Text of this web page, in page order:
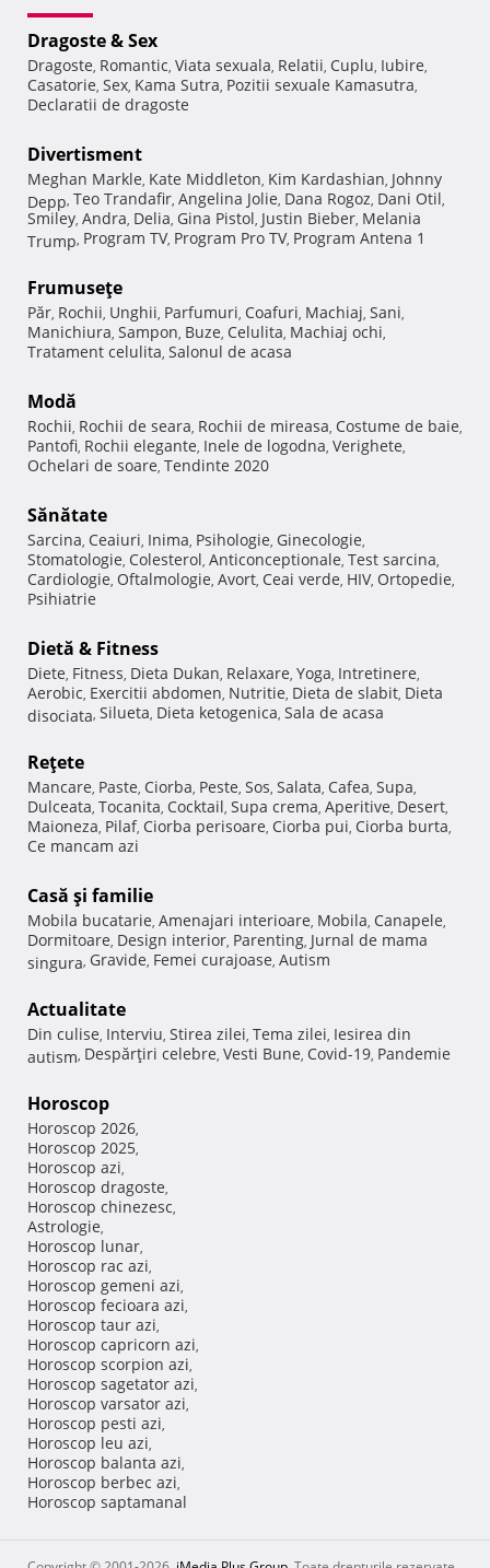
Dragoste & Sex
Dragoste, Romantic, Viata sexuala, Relatii, Cuplu, Iubire,
Casatorie, Sex, Kama Sutra, Pozitii sexuale Kamasutra,
Declaratii de dragoste
Divertisment
Meghan Markle, Kate Middleton, Kim Kardashian, Johnny
Depp, Teo Trandafir, Angelina Jolie, Dana Rogoz, Dani Otil,
Smiley, Andra, Delia, Gina Pistol, Justin Bieber, Melania
Trump, Program TV, Program Pro TV, Program Antena 1
Frumuseţe
Păr, Rochii, Unghii, Parfumuri, Coafuri, Machiaj, Sani,
Manichiura, Sampon, Buze, Celulita, Machiaj ochi,
Tratament celulita, Salonul de acasa
Modă
Rochii, Rochii de seara, Rochii de mireasa, Costume de baie,
Pantofi, Rochii elegante, Inele de logodna, Verighete,
Ochelari de soare, Tendinte 2020
Sănătate
Sarcina, Ceaiuri, Inima, Psihologie, Ginecologie,
Stomatologie, Colesterol, Anticonceptionale, Test sarcina,
Cardiologie, Oftalmologie, Avort, Ceai verde, HIV, Ortopedie,
Psihiatrie
Dietă & Fitness
Diete, Fitness, Dieta Dukan, Relaxare, Yoga, Intretinere,
Aerobic, Exercitii abdomen, Nutritie, Dieta de slabit, Dieta
disociata, Silueta, Dieta ketogenica, Sala de acasa
Reţete
Mancare, Paste, Ciorba, Peste, Sos, Salata, Cafea, Supa,
Dulceata, Tocanita, Cocktail, Supa crema, Aperitive, Desert,
Maioneza, Pilaf, Ciorba perisoare, Ciorba pui, Ciorba burta,
Ce mancam azi
Casă şi familie
Mobila bucatarie, Amenajari interioare, Mobila, Canapele,
Dormitoare, Design interior, Parenting, Jurnal de mama
singura, Gravide, Femei curajoase, Autism
Actualitate
Din culise, Interviu, Stirea zilei, Tema zilei, Iesirea din
autism, Despărţiri celebre, Vesti Bune, Covid-19, Pandemie
Horoscop
Horoscop 2026,
Horoscop 2025,
Horoscop azi,
Horoscop dragoste,
Horoscop chinezesc,
Astrologie,
Horoscop lunar,
Horoscop rac azi,
Horoscop gemeni azi,
Horoscop fecioara azi,
Horoscop taur azi,
Horoscop capricorn azi,
Horoscop scorpion azi,
Horoscop sagetator azi,
Horoscop varsator azi,
Horoscop pesti azi,
Horoscop leu azi,
Horoscop balanta azi,
Horoscop berbec azi,
Horoscop saptamanal